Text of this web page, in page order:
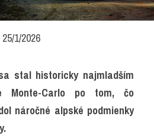
25/1/2026
stal historicky najmladším
Monte-Carlo po tom, čo
náročné alpské podmienky